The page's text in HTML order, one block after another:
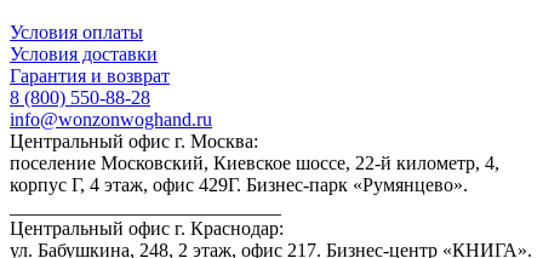
Условия оплаты
Условия доставки
Гарантия и возврат
8 (800) 550-88-28
info@wonzonwoghand.ru
Центральный офис г. Москва:
поселение Московский, Киевское шоссе, 22-й километр, 4,
корпус Г, 4 этаж, офис 429Г. Бизнес-парк «Румянцево».
Центральный офис г. Краснодар:
ул. Бабушкина, 248, 2 этаж, офис 217. Бизнес-центр «КНИГА».